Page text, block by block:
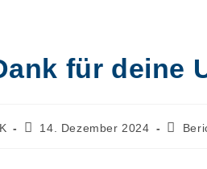
für deine
Beitrag
14. Dezember 2024